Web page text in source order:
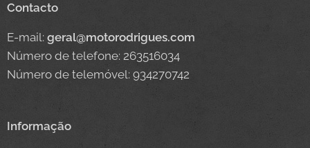
Contacto
E-mail: geral@motorodrigues.com
Número de telefone: 263516034
Número de telemóvel: 934270742
Informação